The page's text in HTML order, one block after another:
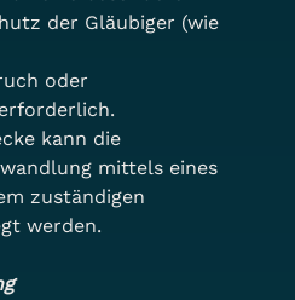
der Gläubiger (wie
oder
kann die
mittels eines
zuständigen
werden.